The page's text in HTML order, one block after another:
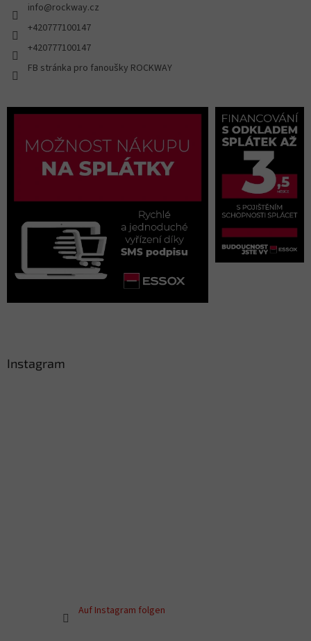
info@rockway.cz
+420777100147
+420777100147
FB stránka pro fanoušky ROCKWAY
Instagram
Auf Instagram folgen